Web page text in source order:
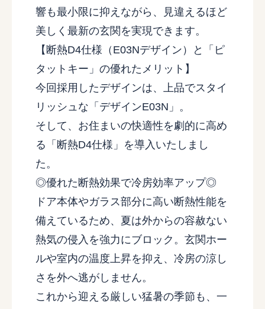
響も最小限に抑えながら、見違えるほど
美しく最新の玄関を実現できます。
【断熱D4仕様（E03Nデザイン）と「ピ
タットキー」の優れたメリット】
今回採用したデザインは、上品でスタイ
リッシュな「デザインE03N」。
そして、お住まいの快適性を劇的に高め
る「断熱D4仕様」を導入いたしまし
た。
◎優れた断熱効果で冷房効率アップ◎
ドア本体やガラス部分に高い断熱性能を
備えているため、夏は外からの容赦ない
熱気の侵入を強力にブロック。玄関ホー
ルや室内の温度上昇を抑え、冷房の涼し
さを外へ逃がしません。
これから迎える厳しい猛暑の季節も、一